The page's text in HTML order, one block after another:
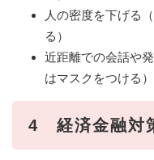
人の密度を下げる
る）
近距離での会話や
はマスクをつける）
4 経済金融対